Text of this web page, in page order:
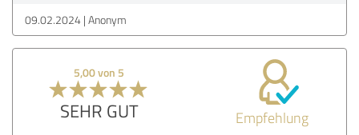
09.02.2024 Anonym
5,00 von 5
SEHR GUT Empfehlung